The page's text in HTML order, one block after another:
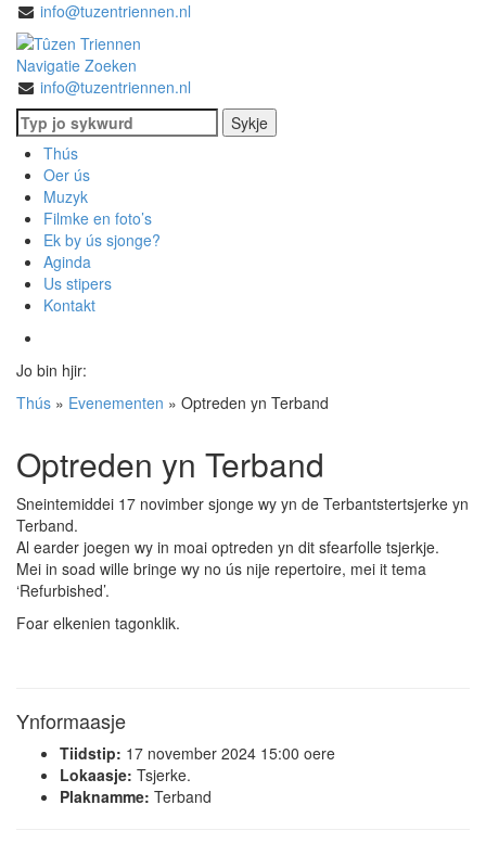
info@tuzentriennen.nl
Navigatie Zoeken
info@tuzentriennen.nl
Thús
Oer ús
Muzyk
Filmke en foto’s
Ek by ús sjonge?
Aginda
Us stipers
Kontakt
Jo bin hjir:
Thús » Evenementen » Optreden yn Terband
Optreden yn Terband
Sneintemiddei 17 novimber sjonge wy yn de Terbantstertsjerke yn
Terband.
Al earder joegen wy in moai optreden yn dit sfearfolle tsjerkje.
Mei in soad wille bringe wy no ús nije repertoire, mei it tema
‘Refurbished’.
Foar elkenien tagonklik.
Ynformaasje
Tiidstip: 17 november 2024 15:00 oere
Lokaasje: Tsjerke.
Plaknamme: Terband